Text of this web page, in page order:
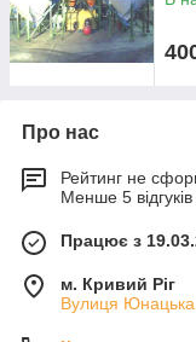
Про нас
Рейтинг не
Менше 5 відгуків
Працює з
м. Кривий Ріг
Вулиця Юнацька